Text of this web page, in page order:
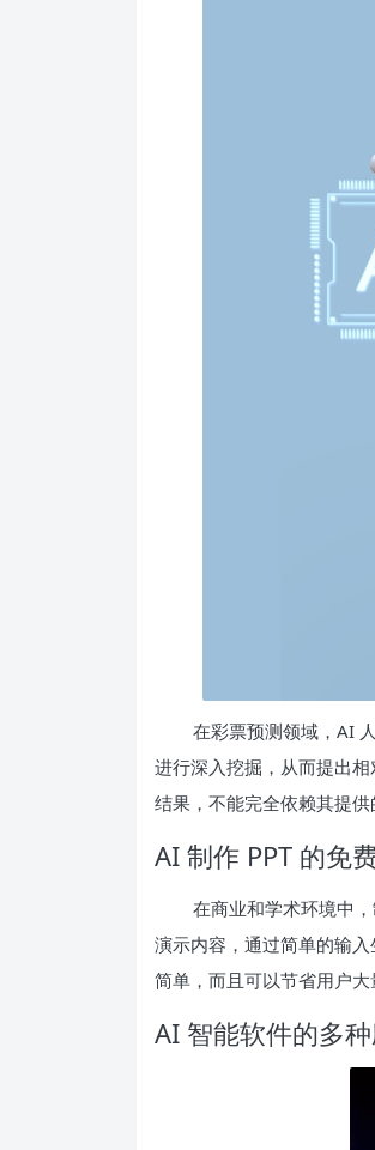
在彩票预测领域，AI
进行深入挖掘，从而提出
结果，不能完全依赖其提供
AI 制作 PPT 的免
在商业和学术环境中
演示内容，通过简单的输
简单，而且可以节省用户大
AI 智能软件的多